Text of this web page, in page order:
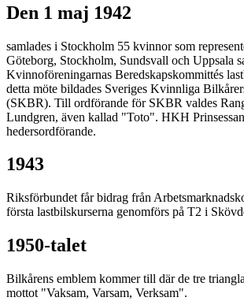
Den 1 maj 1942
samlades i Stockholm 55 kvinnor som
Göteborg, Stockholm, Sundsvall och Uppsala
Kvinnoföreningarnas Beredskapskommittés
detta möte bildades Sveriges Kvinnliga
(SKBR). Till ordförande för SKBR valdes
Lundgren, även kallad "Toto". HKH
hedersordförande.
1943
Riksförbundet får bidrag från
första lastbilskurserna genomförs på T2 i
1950-talet
Bilkårens emblem kommer till där de tre
mottot "Vaksam, Varsam, Verksam".